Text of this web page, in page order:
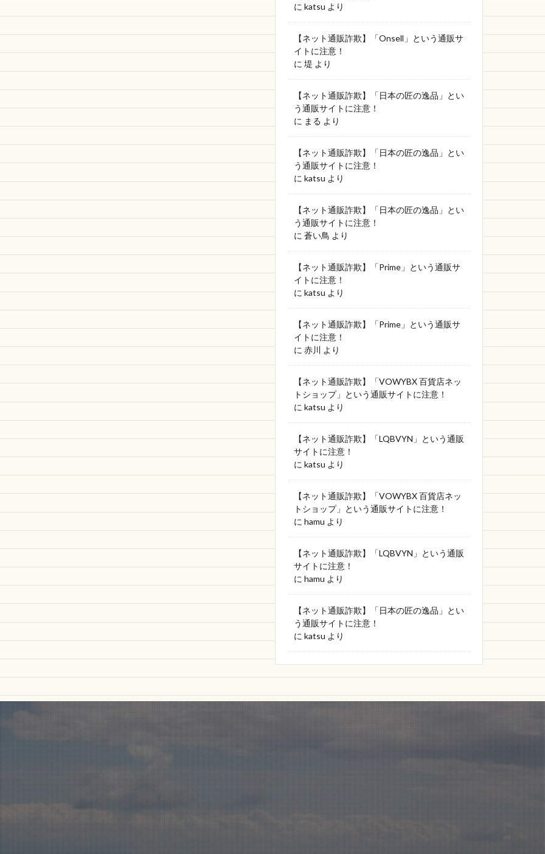
に katsu より
【ネット通販詐欺】「Onsell」という通販サ
イトに注意！
に 堤 より
【ネット通販詐欺】「日本の匠の逸品」とい
う通販サイトに注意！
に まる より
【ネット通販詐欺】「日本の匠の逸品」とい
う通販サイトに注意！
に katsu より
【ネット通販詐欺】「日本の匠の逸品」とい
う通販サイトに注意！
に 蒼い鳥 より
【ネット通販詐欺】「Prime」という通販サ
イトに注意！
に katsu より
【ネット通販詐欺】「Prime」という通販サ
イトに注意！
に 赤川 より
【ネット通販詐欺】「VOWYBX 百貨店ネッ
トショップ」という通販サイトに注意！
に katsu より
【ネット通販詐欺】「LQBVYN」という通販
サイトに注意！
に katsu より
【ネット通販詐欺】「VOWYBX 百貨店ネッ
トショップ」という通販サイトに注意！
に hamu より
【ネット通販詐欺】「LQBVYN」という通販
サイトに注意！
に hamu より
【ネット通販詐欺】「日本の匠の逸品」とい
う通販サイトに注意！
に katsu より